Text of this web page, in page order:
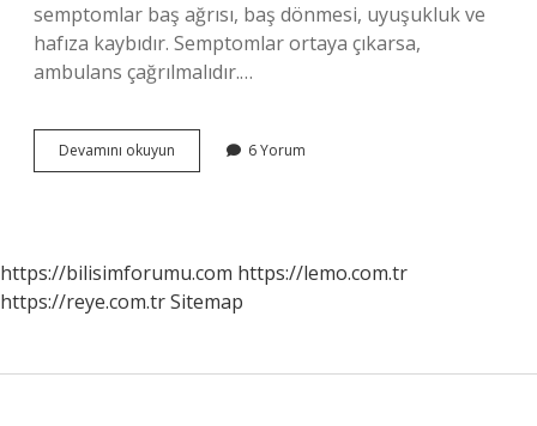
semptomlar baş ağrısı, baş dönmesi, uyuşukluk ve
hafıza kaybıdır. Semptomlar ortaya çıkarsa,
ambulans çağrılmalıdır.…
Devamını okuyun
Çarpmış
6 Yorum
https://bilisimforumu.com https://lemo.com.tr
https://reye.com.trSitemap